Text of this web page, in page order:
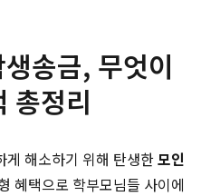
송금, 무엇이
총정리
게 해소하기 위해 탄생한모인
혜택으로 학부모님들 사이에